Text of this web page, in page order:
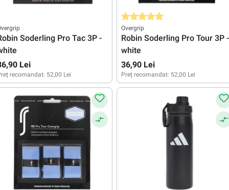
Soderling Pro Tac 3P -
Lei
recomandat: 52,00 Lei
Evaluarea medie de 5 din 5 stele
Overgrip
Robin Soderling Pro Tour 3P -
white
36,90 Lei
Preț recomandat: 52,00 Lei